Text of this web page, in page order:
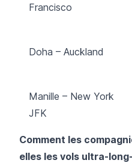
Francisco
Doha – Auckland
Manille – New York
JFK
Comment les
elles les vols ultra-